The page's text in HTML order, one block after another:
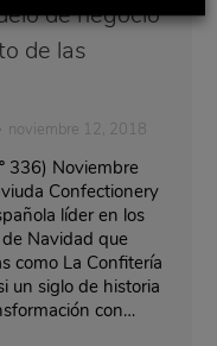
de negocio
de las
noviembre 12, 2018
336) Noviembre
Confectionery
líder en los
Navidad que
como La Confitería
un siglo de historia
con…